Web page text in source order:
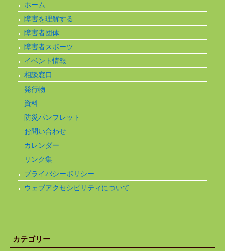
ホーム
障害を理解する
障害者団体
障害者スポーツ
イベント情報
相談窓口
発行物
資料
防災パンフレット
お問い合わせ
カレンダー
リンク集
プライバシーポリシー
ウェブアクセシビリティについて
カテゴリー